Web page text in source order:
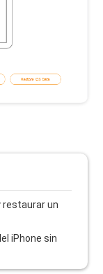
restaurar un
iPhone sin